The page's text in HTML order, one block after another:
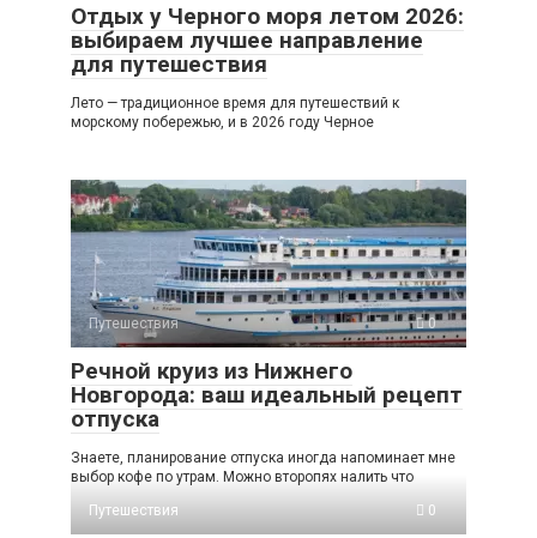
Отдых у Черного моря летом 2026:
выбираем лучшее направление
для путешествия
Лето — традиционное время для путешествий к
морскому побережью, и в 2026 году Черное
Путешествия 0
Речной круиз из Нижнего
Новгорода: ваш идеальный рецепт
отпуска
Знаете, планирование отпуска иногда напоминает мне
выбор кофе по утрам. Можно второпях налить что
Путешествия
0